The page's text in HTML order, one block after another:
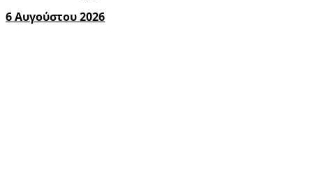
6 Αυγούστου 2026